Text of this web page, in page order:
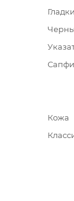
Кожа